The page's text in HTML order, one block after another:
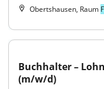
Obertshausen, Raum
Buchhalter –
(m/w/d)